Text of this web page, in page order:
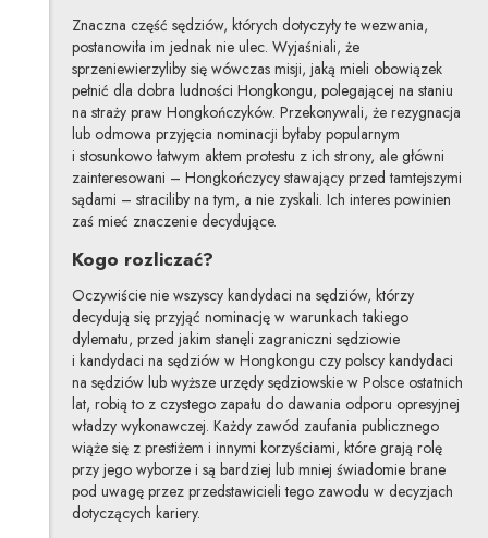
Znaczna część sędziów, których dotyczyły te wezwania,
postanowiła im jednak nie ulec. Wyjaśniali, że
sprzeniewierzyliby się wówczas misji, jaką mieli obowiązek
pełnić dla dobra ludności Hongkongu, polegającej na staniu
na straży praw Hongkończyków. Przekonywali, że rezygnacja
lub odmowa przyjęcia nominacji byłaby popularnym
i stosunkowo łatwym aktem protestu z ich strony, ale główni
zainteresowani – Hongkończycy stawający przed tamtejszymi
sądami – straciliby na tym, a nie zyskali. Ich interes powinien
zaś mieć znaczenie decydujące.
Kogo rozliczać?
Oczywiście nie wszyscy kandydaci na sędziów, którzy
decydują się przyjąć nominację w warunkach takiego
dylematu, przed jakim stanęli zagraniczni sędziowie
i kandydaci na sędziów w Hongkongu czy polscy kandydaci
na sędziów lub wyższe urzędy sędziowskie w Polsce ostatnich
lat, robią to z czystego zapału do dawania odporu opresyjnej
władzy wykonawczej. Każdy zawód zaufania publicznego
wiąże się z prestiżem i innymi korzyściami, które grają rolę
przy jego wyborze i są bardziej lub mniej świadomie brane
pod uwagę przez przedstawicieli tego zawodu w decyzjach
dotyczących kariery.